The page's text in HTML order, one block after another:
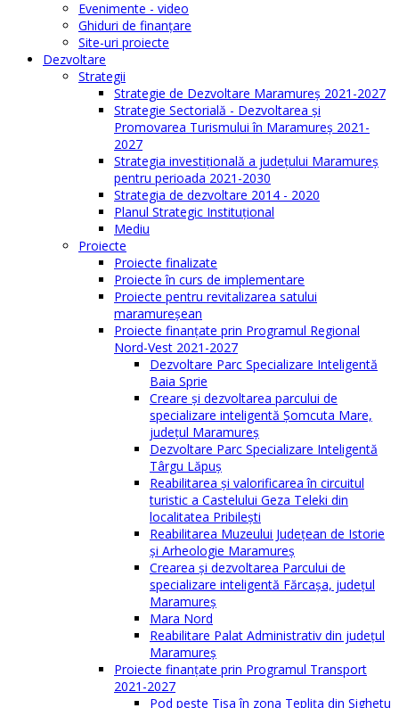
Evenimente - video
Ghiduri de finanţare
Site-uri proiecte
Dezvoltare
Strategii
Strategie de Dezvoltare Maramureș 2021-2027
Strategie Sectorială - Dezvoltarea și
Promovarea Turismului în Maramureș 2021-
2027
Strategia investiţională a județului Maramureș
pentru perioada 2021-2030
Strategia de dezvoltare 2014 - 2020
Planul Strategic Instituţional
Mediu
Proiecte
Proiecte finalizate
Proiecte în curs de implementare
Proiecte pentru revitalizarea satului
maramureşean
Proiecte finanțate prin Programul Regional
Nord-Vest 2021-2027
Dezvoltare Parc Specializare Inteligentă
Baia Sprie
Creare și dezvoltarea parcului de
specializare inteligentă Șomcuta Mare,
județul Maramureș
Dezvoltare Parc Specializare Inteligentă
Târgu Lăpuș
Reabilitarea și valorificarea în circuitul
turistic a Castelului Geza Teleki din
localitatea Pribilești
Reabilitarea Muzeului Județean de Istorie
și Arheologie Maramureș
Crearea și dezvoltarea Parcului de
specializare inteligentă Fărcașa, județul
Maramureș
Mara Nord
Reabilitare Palat Administrativ din județul
Maramureș
Proiecte finanțate prin Programul Transport
2021-2027
Pod peste Tisa în zona Teplița din Sighetu